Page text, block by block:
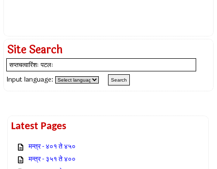
Site Search
Input language:
Latest Pages
मन्त्र - ४०१ ते ४५०
मन्त्र - ३५१ ते ४००